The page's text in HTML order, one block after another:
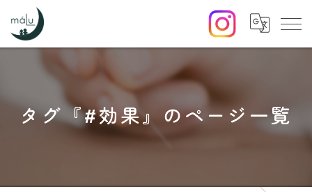
タグ『#効果』のページ一覧